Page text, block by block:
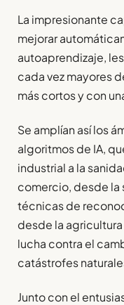
La impresionante
mejorar
autoaprendizaje,
cada vez mayores
más cortos y con
Se amplían así los
algoritmos de IA,
industrial a la
comercio, desde la
técnicas de
desde la
lucha contra el
catástrofes
Junto con el